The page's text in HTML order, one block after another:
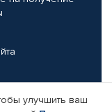
улучшить ваш